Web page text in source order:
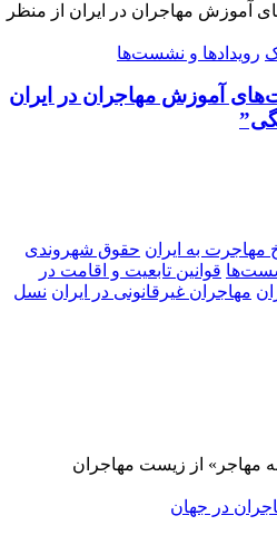
رویدادها و نشست‌ها
آموزش مهاجران در ایران
مهاجرت به ایران حقوق شهروندی
قوانین تابعیت و اقامت در
مهاجران غیرقانونی در ایران نسل
در جهان